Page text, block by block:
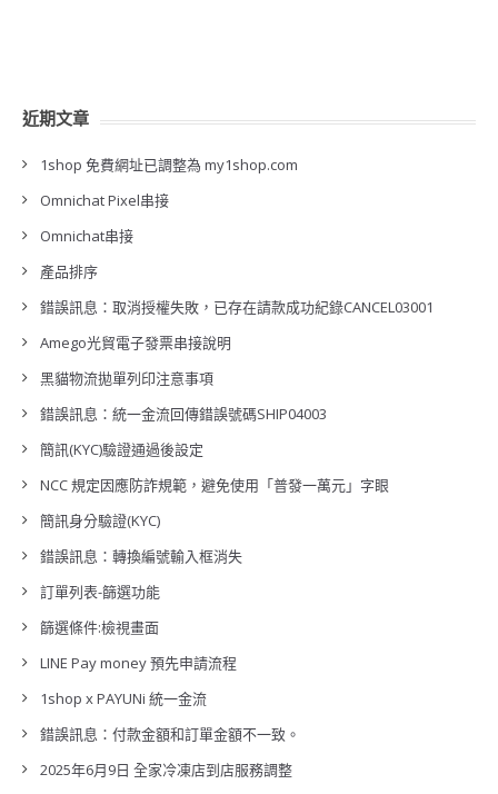
近期文章
1shop 免費網址已調整為 my1shop.com
Omnichat Pixel串接
Omnichat串接
產品排序
錯誤訊息：取消授權失敗，已存在請款成功紀錄CANCEL03001
Amego光貿電子發票串接說明
黑貓物流拋單列印注意事項
錯誤訊息：統一金流回傳錯誤號碼SHIP04003
簡訊(KYC)驗證通過後設定
NCC 規定因應防詐規範，避免使用「普發一萬元」字眼
簡訊身分驗證(KYC)
錯誤訊息：轉換編號輸入框消失
訂單列表-篩選功能
篩選條件:檢視畫面
LINE Pay money 預先申請流程
1shop x PAYUNi 統一金流
錯誤訊息：付款金額和訂單金額不一致。
2025年6月9日 全家冷凍店到店服務調整